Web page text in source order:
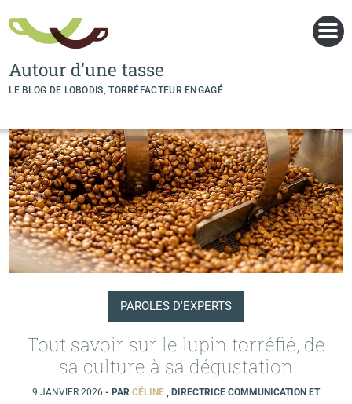
Autour d'une tasse
LE BLOG DE LOBODIS, TORRÉFACTEUR ENGAGÉ
PAROLES D'EXPERTS
Tout savoir sur le lupin torréfié, de
sa culture à sa dégustation
9 JANVIER 2026 - PAR CÉLINE , DIRECTRICE COMMUNICATION ET